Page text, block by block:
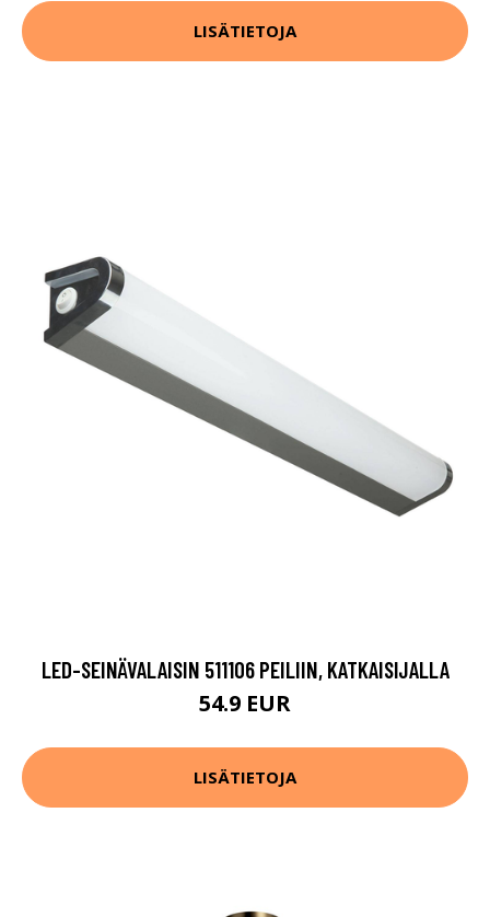
LISÄTIETOJA
LED-SEINÄVALAISIN 511106 PEILIIN, KATKAISIJALLA
54.9 EUR
LISÄTIETOJA